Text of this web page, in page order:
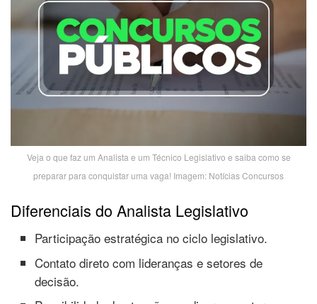
Veja o que faz um Analista e um Técnico Legislativo e saiba como se
preparar para conquistar uma vaga! Imagem: Notícias Concursos
Diferenciais do Analista Legislativo
Participação estratégica no ciclo legislativo.
Contato direto com lideranças e setores de
decisão.